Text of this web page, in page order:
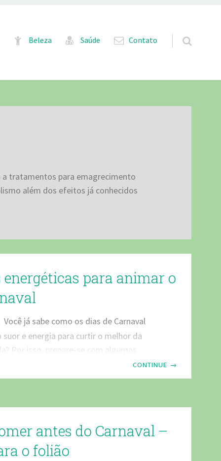
Pular para o conteúdo
Beleza Saúde Contato
a tratamentos para emagrecimento
além dos efeitos já conhecidos
energéticas para animar o
Você já sabe como os dias de Carnaval
e energia para curtir o melhor da
Por isso, prepare-se com algumas
que vão te deixar “ligado” para
Além de uma alimentação equilibrada,
de fornecer mais energia para os
algumas bebidas energéticas para
sabe que os energéticos são
CONTINUE →
antes do Carnaval –
o folião